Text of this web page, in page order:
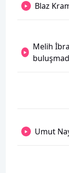
Blaz
Melih
Umut